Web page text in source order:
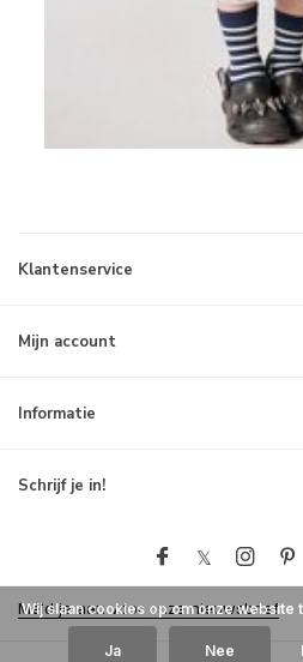
Klantenservice
Mijn account
Informatie
Schrijf je in!
Meld je aan voor onze nieuwsbrief
Wij slaan cookies op om onze website
Ja Nee